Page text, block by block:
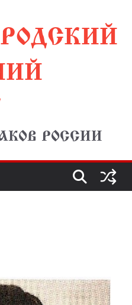
РОССИИ